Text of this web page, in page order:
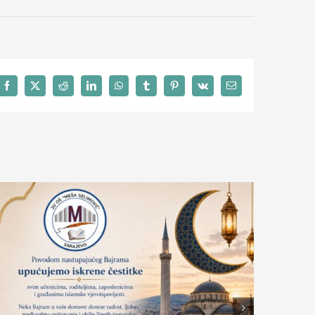
Facebook
X Reddit LinkedInWhatsAppTumblrPinterest
Vk Email